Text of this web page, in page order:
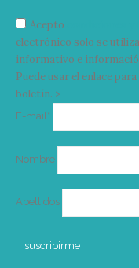
Acepto
electrónico solo se
informativo e
Puede usar el enlace
boletín. >
E-mail*
Nombre
Apellidos